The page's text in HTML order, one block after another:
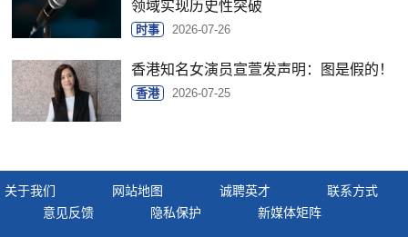
领域实现历史性突破
时事 2026-07-26
香港知名女演员宣萱发声明：图是假的！
香港 2026-07-25
关于我们 网站地图 诚聘英才
联系方式
意见反馈
隐私保护 新媒体矩阵